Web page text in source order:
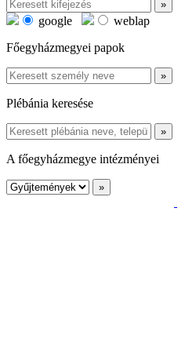
google
weblap
Főegyházmegyei papok
Plébánia keresése
A főegyházmegye intézményei